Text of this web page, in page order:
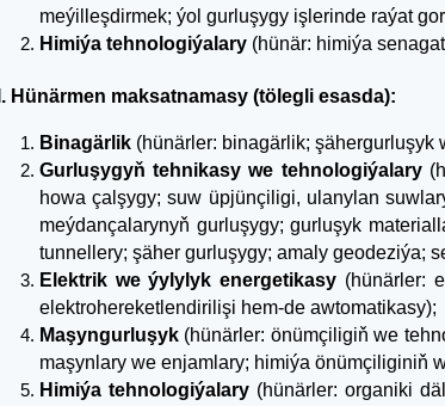
meýilleşdirmek; ýol gurluşygy işlerinde raýat
Himiýa tehnologiýalary (hünär: himiýa
II. Hünärmen maksatnamasy (tölegli esasda):
Binagärlik (hünärler: binagärlik;
Gurluşygyň tehnikasy we tehnologiýalary
howa çalşygy; suw üpjünçiligi, ulanylan
meýdançalarynyň gurluşygy; gurluşyk
tunnellery; şäher gurluşygy; amaly geodeziýa;
Elektrik we ýylylyk energetikasy (hünärler:
elektrohereketlendirilişi hem-de awtomatikasy);
Maşyngurluşyk (hünärler: önümçiligiň we
maşynlary we enjamlary; himiýa önümçiliginiň
Himiýa tehnologiýalary (hünärler: organiki